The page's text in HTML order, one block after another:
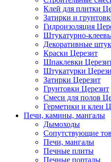
Клей для плитки
Затирки и
Гидроизоляция
Штукатурно-
Декоративные
Краски Церезит
Шпаклевки
Штукатурки
Затирки Церезит
Грунтовки Церезит
Смеси для полов
Герметики и клеи
Печи, камины, мангалы
Дымоходы
Сопутствующие
Печи, мангалы
Печные плиты
Печные порталы